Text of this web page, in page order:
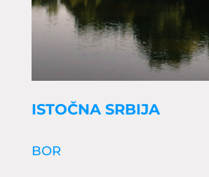
ISTOČNA SRBIJA
BOR